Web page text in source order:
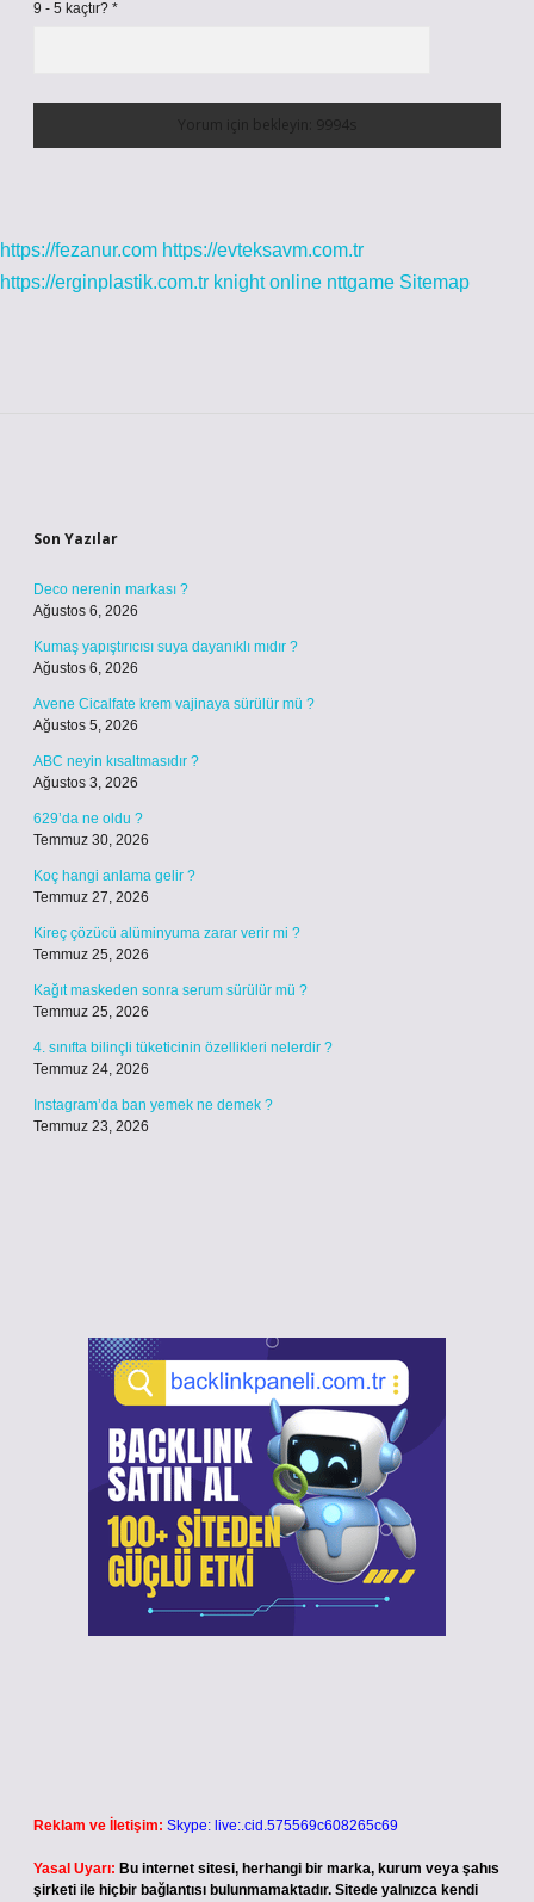
9 - 5 kaçtır? *
https://fezanur.com https://evteksavm.com.tr
https://erginplastik.com.tr knight online nttgame Sitemap
Son Yazılar
Deco nerenin markası ?
Ağustos 6, 2026
Kumaş yapıştırıcısı suya dayanıklı mıdır ?
Ağustos 6, 2026
Avene Cicalfate krem vajinaya sürülür mü ?
Ağustos 5, 2026
ABC neyin kısaltmasıdır ?
Ağustos 3, 2026
629’da ne oldu ?
Temmuz 30, 2026
Koç hangi anlama gelir ?
Temmuz 27, 2026
Kireç çözücü alüminyuma zarar verir mi ?
Temmuz 25, 2026
Kağıt maskeden sonra serum sürülür mü ?
Temmuz 25, 2026
4. sınıfta bilinçli tüketicinin özellikleri nelerdir ?
Temmuz 24, 2026
Instagram’da ban yemek ne demek ?
Temmuz 23, 2026
Reklam ve İletişim: Skype: live:.cid.575569c608265c69
Yasal Uyarı: Bu internet sitesi, herhangi bir marka, kurum veya şahıs
şirketi ile hiçbir bağlantısı bulunmamaktadır. Sitede yalnızca kendi